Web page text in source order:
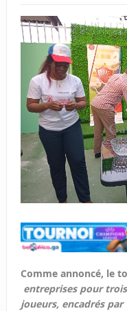
Comme annoncé, le
entreprises pour
joueurs, encadrés